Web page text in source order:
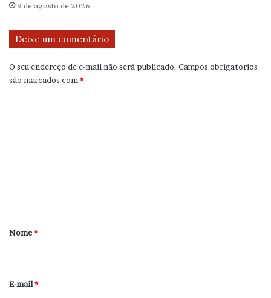
9 de agosto de 2026
Deixe um comentário
O seu endereço de e-mail não será publicado. Campos obrigatórios
são marcados com*
r
*
Nome*
E-mail*